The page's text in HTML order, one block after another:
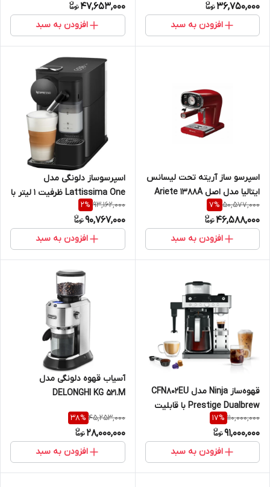
36,750,000
افزودن به سبد
47,653,000
افزودن به سبد
اسپرسو ساز آریته تحت لیسانس
ایتالیا مدل اصل Ariete 1388A
50,577,000
7%
46,588,000
افزودن به سبد
اسپرسوساز دلونگی مدل
Lattissima One ظرفیت ۱ لیتر با
فیلتر استیلDELONGHI
93,162,000
2%
90,767,000
افزودن به سبد
قهوه‌‌ساز Ninja مدل CFN802EU
Prestige Dualbrew با قابلیت
تهیه قهوه فیلتری و کپسولی
110,000,000
17%
91,000,000
افزودن به سبد
آسیاب قهوه دلونگی مدل
DELONGHI KG 521.M
45,253,000
38%
28,000,000
افزودن به سبد